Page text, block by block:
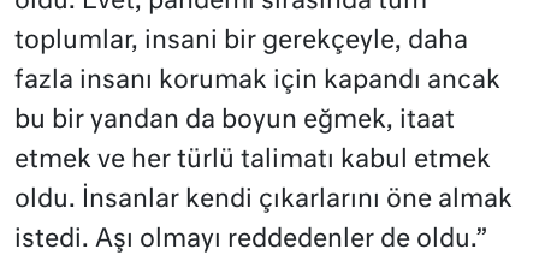
toplumlar, insani bir gerekçeyle, daha
fazla insanı korumak için kapandı ancak
bu bir yandan da boyun eğmek, itaat
etmek ve her türlü talimatı kabul etmek
oldu. İnsanlar kendi çıkarlarını öne almak
istedi. Aşı olmayı reddedenler de oldu.”